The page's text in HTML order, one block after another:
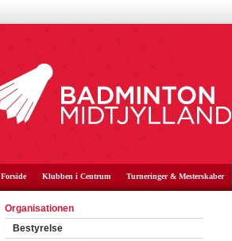
Forside Klubben i Centrum Turneringer & Mesterskaber
Organisationen
Bestyrelse